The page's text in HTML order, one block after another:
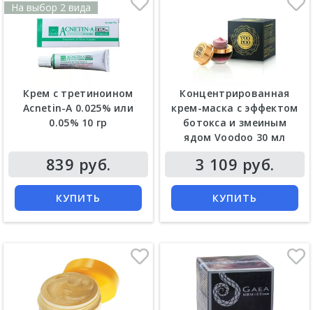
На выбор 2 вида
Крем с третиноином
Acnetin-A 0.025% или
0.05% 10 гр
839 руб.
КУПИТЬ
Концентрированная
крем-маска с эффектом
ботокса и змеиным
ядом Voodoo 30 мл
3 109 руб.
КУПИТЬ